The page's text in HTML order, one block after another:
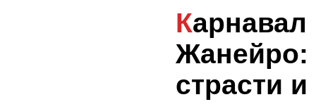
Карнавал в Рио-де-
Жанейро:
страсти